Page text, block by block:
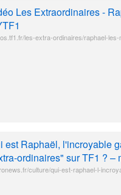
Les Extraordinaires -
les-extra-ordinaires/raphael-les-
est Raphaël, l'incroyable
ordinaires" sur TF1 ? –
culture/qui-est-raphael-l-